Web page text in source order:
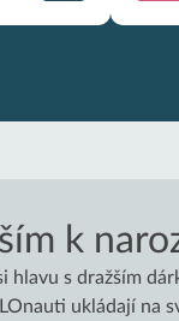
k
hlavu s dražším
ukládají na